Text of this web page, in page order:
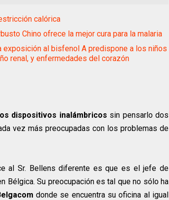
calórica
Chino ofrece la mejor cura para la malaria
exposición al bisfenol A predispone a los niños
renal, y enfermedades del corazón
dispositivos inalámbricos sin pensarlo dos
vez más preocupadas con los problemas de
al Sr. Bellens diferente es que es el jefe de
Bélgica. Su preocupación es tal que no sólo ha
donde se encuentra su oficina al igual